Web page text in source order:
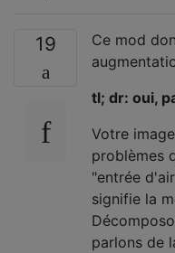
19
Ce mod
tl; dr: oui,
Votre
problèmes
"entrée
signifie la
parlons de